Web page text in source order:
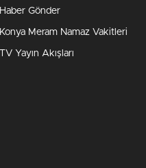
Haber Gönder
Konya Meram Namaz Vakitleri
TV Yayın Akışları